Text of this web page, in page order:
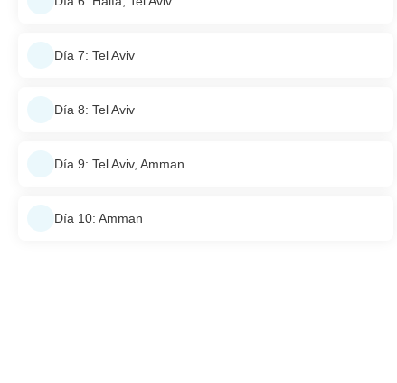
Día 7: Tel Aviv
Día 8: Tel Aviv
Día 9: Tel Aviv, Amman
Día 10: Amman